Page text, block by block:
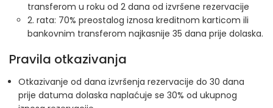
transferom u roku od 2 dana od izvršene rezervacije
2. rata: 70% preostalog iznosa kreditnom karticom ili
bankovnim transferom najkasnije 35 dana prije dolaska.
Pravila otkazivanja
Otkazivanje od dana izvršenja rezervacije do 30 dana
prije datuma dolaska naplaćuje se 30% od ukupnog